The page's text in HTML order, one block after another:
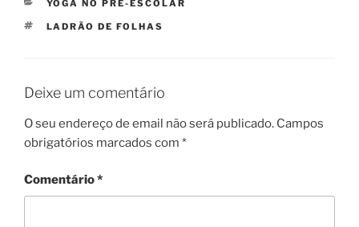
CATEGORIAS
YOGA NO PRÉ-ESCOLAR
ETIQUETAS
LADRÃO DE FOLHAS
Deixe um comentário
O seu endereço de email não será publicado. Campos
obrigatórios marcados com *
Comentário*